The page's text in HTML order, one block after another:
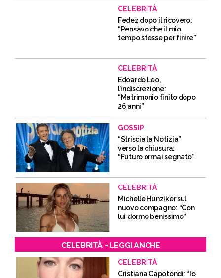
CELEBRITÀ
Fedez dopo il ricovero:
“Pensavo che il mio
tempo stesse per finire”
CELEBRITÀ
Edoardo Leo,
l’indiscrezione:
“Matrimonio finito dopo
26 anni”
GOSSIP
“Striscia la Notizia”
verso la chiusura:
“Futuro ormai segnato”
CELEBRITÀ
Michelle Hunziker sul
nuovo compagno: “Con
lui dormo benissimo”
CELEBRITÀ - LEGGI ANCHE
CELEBRITÀ
Cristiana Capotondi: “Io